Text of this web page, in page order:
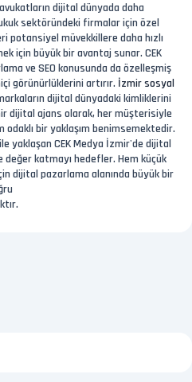
dijital dünyada daha
sektöründeki firmalar için özel
potansiyel müvekkillere daha hızlı
için büyük bir avantaj sunar. CEK
ve SEO konusunda da özelleşmiş
görünürlüklerini artırır. İzmir sosyal
dijital dünyadaki kimliklerini
dijital ajans olarak, her müşterisiyle
bir yaklaşım benimsemektedir.
yaklaşan CEK Medya İzmir'de dijital
katmayı hedefler. Hem küçük
dijital pazarlama alanında büyük bir